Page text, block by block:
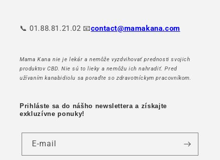
📞 01.88.81.21.02 📧contact@mamakana.com
Mama Kana nie je lekár a nemôže vyzdvihovať prednosti svojich
produktov CBD. Nie sú to lieky a nemôžu ich nahradiť. Pred
užívaním kanabidiolu sa poraďte so zdravotníckym pracovníkom.
Prihláste sa do nášho newslettera a získajte
exkluzívne ponuky!
E-mail